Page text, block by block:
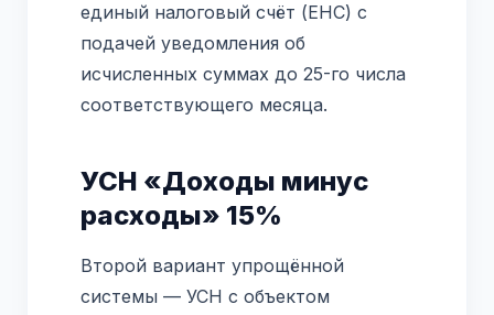
единый налоговый счёт (ЕНС) с
подачей уведомления об
исчисленных суммах до 25-го числа
соответствующего месяца.
УСН «Доходы минус
расходы» 15%
Второй вариант упрощённой
системы — УСН с объектом